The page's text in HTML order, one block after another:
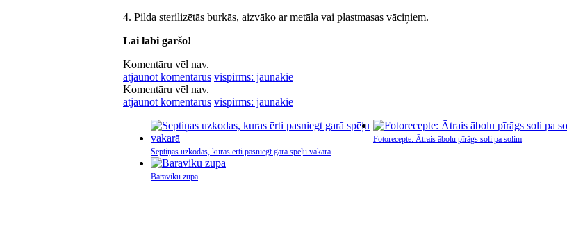
4. Pilda sterilizētās burkās, aizvāko ar metāla vai plastmasas vāciņiem.
Lai labi garšo!
Komentāru vēl nav.
atjaunot komentārus vispirms: jaunākie
Komentāru vēl nav.
atjaunot komentārus vispirms: jaunākie
Septiņas uzkodas, kuras ērti pasniegt garā spēļu vakarā
Fotorecepte: Ātrais ābolu pīrāgs soli pa solim
Baraviku zupa